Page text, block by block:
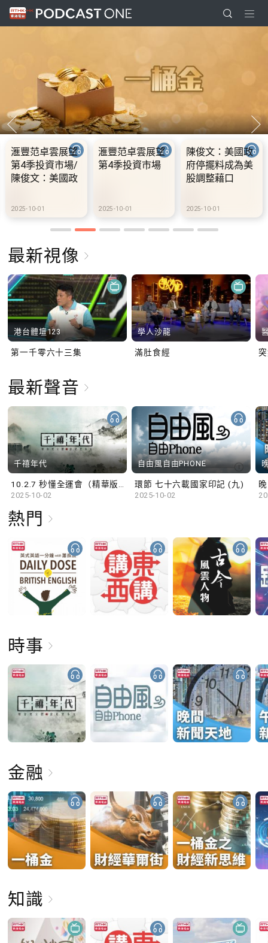
陳俊文：美國政
府停擺料成為美
股調整藉口
2025-10-01
10.2.1 內地國慶
假期連中秋節假
2025-10-02
10.2.2 2028年底
前當局提供額外
3000支高速充電
設300個電動車
2025-10-02
最新視像
港台體壇123
第一千零六十三集
學人沙龍
滿肚食經
最新聲音
千禧年代
2025-10-02
自由風自由PHONE
環節 七十六載國家印記 (九)
2025-10-02
熱門
時事
金融
知識